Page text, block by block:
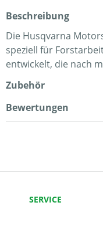
Beschreibung
Die Husqvarna
speziell für
entwickelt, die nach
Zubehör
Bewertungen
SERVICE